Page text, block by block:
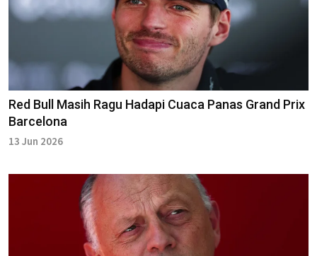
Red Bull Masih Ragu Hadapi Cuaca Panas Grand Prix
Barcelona
13 Jun 2026